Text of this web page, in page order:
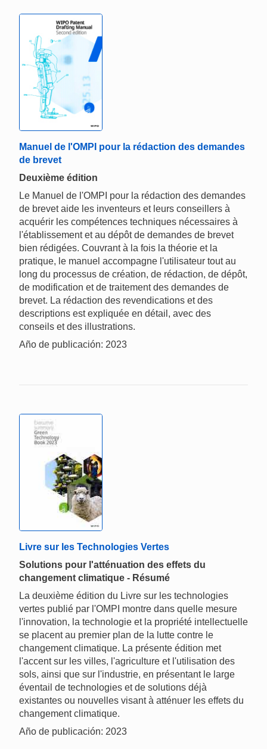
Manuel de l'OMPI pour la rédaction des demandes
de brevet
Deuxième édition
Le Manuel de l'OMPI pour la rédaction des demandes
de brevet aide les inventeurs et leurs conseillers à
acquérir les compétences techniques nécessaires à
l'établissement et au dépôt de demandes de brevet
bien rédigées. Couvrant à la fois la théorie et la
pratique, le manuel accompagne l'utilisateur tout au
long du processus de création, de rédaction, de dépôt,
de modification et de traitement des demandes de
brevet. La rédaction des revendications et des
descriptions est expliquée en détail, avec des
conseils et des illustrations.
Año de publicación: 2023
Livre sur les Technologies Vertes
Solutions pour l'atténuation des effets du
changement climatique - Résumé
La deuxième édition du Livre sur les technologies
vertes publié par l'OMPI montre dans quelle mesure
l'innovation, la technologie et la propriété intellectuelle
se placent au premier plan de la lutte contre le
changement climatique. La présente édition met
l'accent sur les villes, l'agriculture et l'utilisation des
sols, ainsi que sur l'industrie, en présentant le large
éventail de technologies et de solutions déjà
existantes ou nouvelles visant à atténuer les effets du
changement climatique.
Año de publicación: 2023